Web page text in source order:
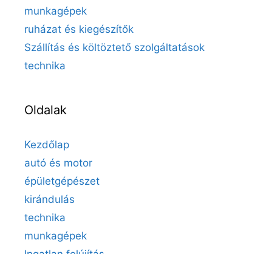
munkagépek
ruházat és kiegészítők
Szállítás és költöztető szolgáltatások
technika
Oldalak
Kezdőlap
autó és motor
épületgépészet
kirándulás
technika
munkagépek